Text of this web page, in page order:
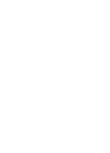
ズとおしゃれな飾り方をご紹介しま